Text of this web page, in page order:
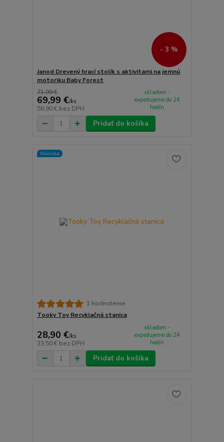
- 3 %
Janod Drevený hrací stolík s aktivitami na jemnú
motoriku Baby Forest
71,99 €
69,99 €/ks
56,90 € bez DPH
skladom -
expedujeme do 24
hodín
Pridať do košíka
Novinka
1 hodnotenie
Tooky Toy Recyklačná stanica
28,90 €/ks
23,50 € bez DPH
skladom -
expedujeme do 24
hodín
Pridať do košíka